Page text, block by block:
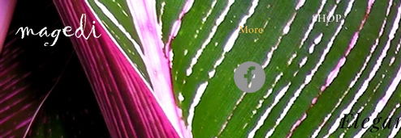
More
SHOP